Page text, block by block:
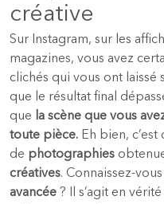
créative
Sur Instagram, sur les
magazines, vous avez
clichés qui vous ont laissé
que le résultat final
que
la scène que vous
toute pièce. Eh bien,
de photographies
créatives. Connaissez-
avancée ? Il s’agit en